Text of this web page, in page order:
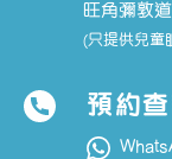
旺角彌敦
(只提供兒童
預約